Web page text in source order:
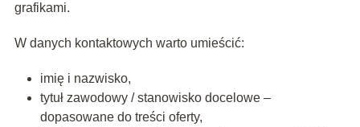
grafikami.
W danych kontaktowych warto umieścić:
imię i nazwisko,
tytuł zawodowy / stanowisko docelowe –
dopasowane do treści oferty,